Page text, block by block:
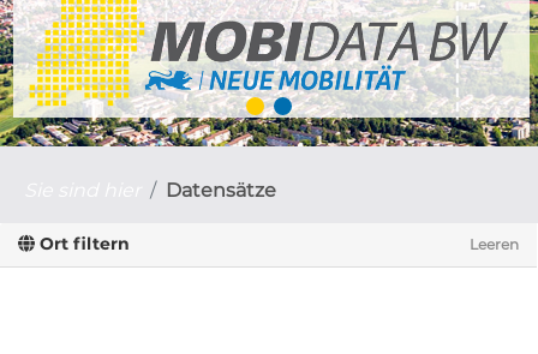
Datensätze
Ort filtern Leeren